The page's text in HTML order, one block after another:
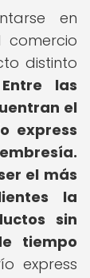
en
distinto
Entre las
el
express
el más
la
sin
tiempo
express